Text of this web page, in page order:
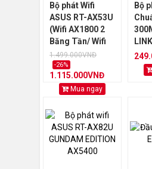
Bộ phát Wifi
ASUS RT-AX53U
(Wifi AX1800 2
Băng Tần/ Wifi
6/ MU-MIMO/
AiProtection)
1.499.000VNĐ
-26%
1.115.000VNĐ
Mua ngay
Bộ